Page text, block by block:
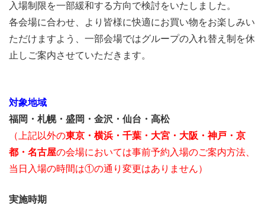
入場制限を一部緩和する方向で検討をいたしました。
各会場に合わせ、より皆様に快適にお買い物をお楽しみい
ただけますよう、一部会場ではグループの入れ替え制を休
止しご案内させていただきます。
対象地域
福岡・札幌・盛岡・金沢・仙台・高松
（上記以外の東京・横浜・千葉・大宮・大阪・神戸・京
都・名古屋の会場においては事前予約入場のご案内方法、
当日入場の時間は①の通り変更はありません）
実施時期